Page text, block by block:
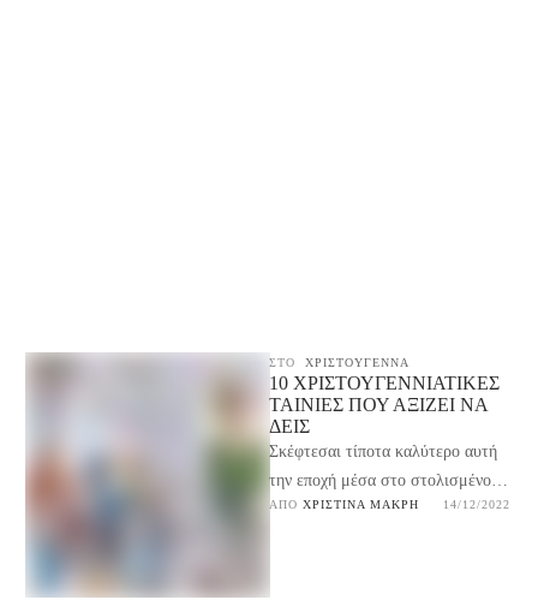
ΣΤΟ ΧΡΙΣΤΟΥΓΕΝΝΑ
10 ΧΡΙΣΤΟΥΓΕΝΝΙΆΤΙΚΕΣ
ΤΑΙΝΊΕΣ ΠΟΥ ΑΞΊΖΕΙ ΝΑ
ΔΕΙΣ
Σκέφτεσαι τίποτα καλύτερο αυτή
την εποχή μέσα στο στολισμένο
σπίτι σου, στη γλυκιά θαλπωρή
ΑΠΌ ΧΡΙΣΤΊΝΑ ΜΑΚΡΉ 14/12/2022